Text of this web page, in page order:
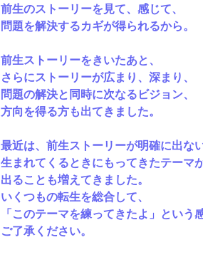
前生のストーリーを見て、感じて、
問題を解決するカギが得られるから。
前生ストーリーをきいたあと、
さらにストーリーが広まり、深まり、
問題の解決と同時に次なるビジョン、
方向を得る方も出てきました。
最近は、前生ストーリーが明確に出ない
生まれてくるときにもってきたテーマ
出ることも増えてきました。
いくつもの転生を総合して、
「このテーマを練ってきたよ」という
ご了承ください。